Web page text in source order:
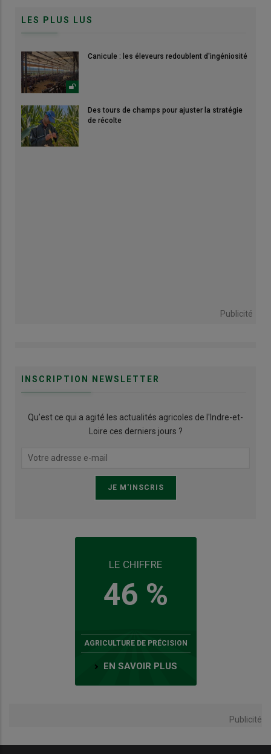
LES PLUS LUS
Canicule : les éleveurs redoublent d'ingéniosité
Des tours de champs pour ajuster la stratégie
de récolte
Publicité
INSCRIPTION NEWSLETTER
Qu’est ce qui a agité les actualités agricoles de l'Indre-et-
Loire ces derniers jours ?
LE CHIFFRE
46 %
AGRICULTURE DE PRÉCISION
EN SAVOIR PLUS
Publicité